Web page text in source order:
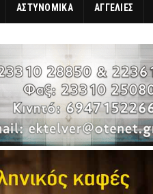
ΑΣΤΥΝΟΜΙΚΑ ΑΓΓΕΛΙΕΣ